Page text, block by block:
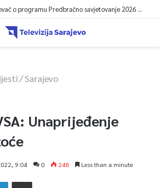
Denyel Ismir Kovač o programu Predbračno savjetovanje 2026 (video)
/Sarajevo
Unaprijeđenje
9:04 0 248 Less than a minute